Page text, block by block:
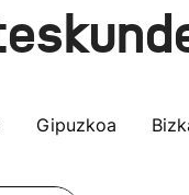
Gipuzkoa